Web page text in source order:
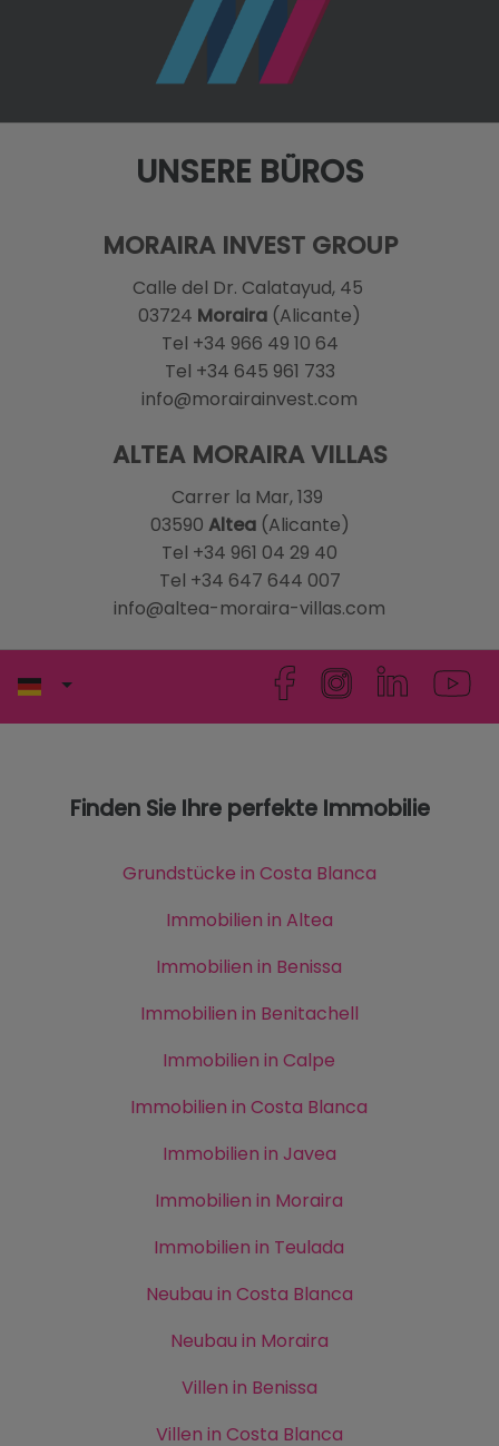
UNSERE BÜROS
MORAIRA INVEST GROUP
Calle del Dr. Calatayud, 45
03724 Moraira (Alicante)
Tel +34 966 49 10 64
Tel +34 645 961 733
info@morairainvest.com
ALTEA MORAIRA VILLAS
Carrer la Mar, 139
03590 Altea(Alicante)
Tel +34 961 04 29 40
Tel +34 647 644 007
info@altea-moraira-villas.com
Finden Sie Ihre perfekte Immobilie
Grundstücke in Costa Blanca
Immobilien in Altea
Immobilien in Benissa
Immobilien in Benitachell
Immobilien in Calpe
Immobilien in Costa Blanca
Immobilien in Javea
Immobilien in Moraira
Immobilien in Teulada
Neubau in Costa Blanca
Neubau in Moraira
Villen in Benissa
Villen in Costa Blanca